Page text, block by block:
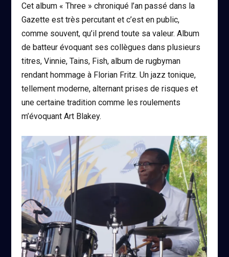
Cet album « Three » chroniqué l’an passé dans la
Gazette est très percutant et c’est en public,
comme souvent, qu’il prend toute sa valeur. Album
de batteur évoquant ses collègues dans plusieurs
titres, Vinnie, Tains, Fish, album de rugbyman
rendant hommage à Florian Fritz. Un jazz tonique,
tellement moderne, alternant prises de risques et
une certaine tradition comme les roulements
m’évoquant Art Blakey.